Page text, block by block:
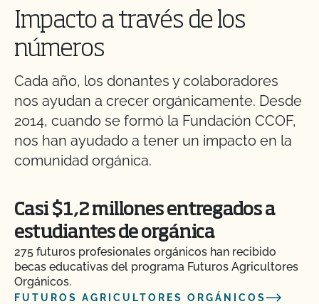
Impacto a través de los
números
Cada año, los donantes y colaboradores
nos ayudan a crecer orgánicamente. Desde
2014, cuando se formó la Fundación CCOF,
nos han ayudado a tener un impacto en la
comunidad orgánica.
Casi $1,2 millones entregados a
estudiantes de orgánica
275 futuros profesionales orgánicos han recibido
becas educativas del programa Futuros Agricultores
Orgánicos.
FUTUROS AGRICULTORES ORGÁNICOS